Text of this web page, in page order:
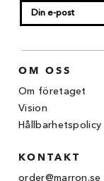
Original Beans
Chokladfackhandel AB.
© 2026. Alla
OM OSS
Om företaget
Vision
Hållbarhetspolicy
KONTAKT
order@marron.se